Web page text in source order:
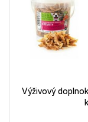
Výživový